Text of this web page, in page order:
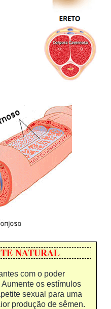
NATURAL
com o poder
Aumente os estímulos
sexual para uma
produção de sêmen.